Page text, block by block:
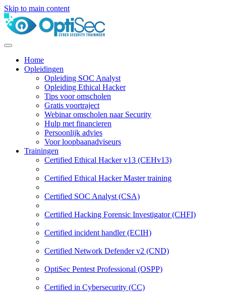
Skip to main content
Home
Opleidingen
Opleiding SOC Analyst
Opleiding Ethical Hacker
Tips voor omscholen
Gratis voortraject
Webinar omscholen naar Security
Hulp met financieren
Persoonlijk advies
Voor loopbaanadviseurs
Trainingen
Certified Ethical Hacker v13 (CEHv13)
Certified Ethical Hacker Master training
Certified SOC Analyst (CSA)
Certified Hacking Forensic Investigator (CHFI)
Certified incident handler (ECIH)
Certified Network Defender v2 (CND)
OptiSec Pentest Professional (OSPP)
Certified in Cybersecurity (CC)